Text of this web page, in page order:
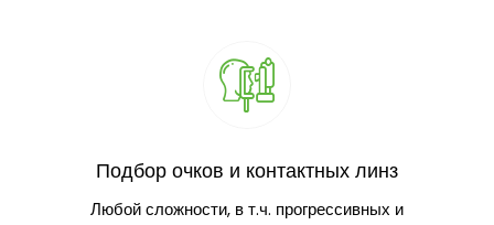
Подбор очков и контактных линз
Любой сложности, в т.ч. прогрессивных и